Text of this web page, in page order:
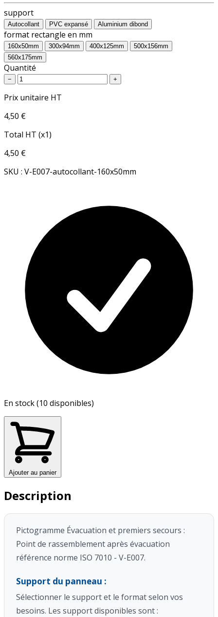
support
Autocollant PVC expansé Aluminium dibond
format rectangle en mm
160x50mm 300x94mm 400x125mm
500x156mm
560x175mm
Quantité
− +
Prix unitaire HT
4,50 €
Total HT (x1)
4,50 €
SKU : V-E007-autocollant-160x50mm
En stock (10 disponibles)
Ajouter au panier
Description
Pictogramme Évacuation et premiers secours :
Point de rassemblement après évacuation
référence norme ISO 7010 - V-E007.
Support du panneau :
Sélectionner le support et le format selon vos
besoins. Les support disponibles sont :